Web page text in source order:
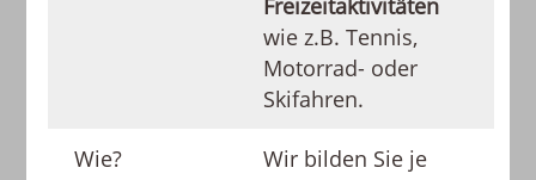
Freizeitaktivitäten
wie z.B. Tennis,
Motorrad- oder
Skifahren.
Wie?
Wir bilden Sie je